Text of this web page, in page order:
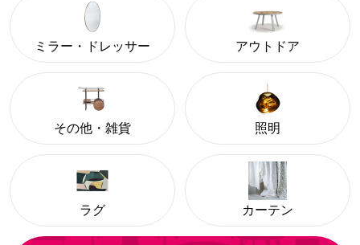
ミラー・ドレッサー アウトドア
その他・雑貨 照明
ラグ カーテン